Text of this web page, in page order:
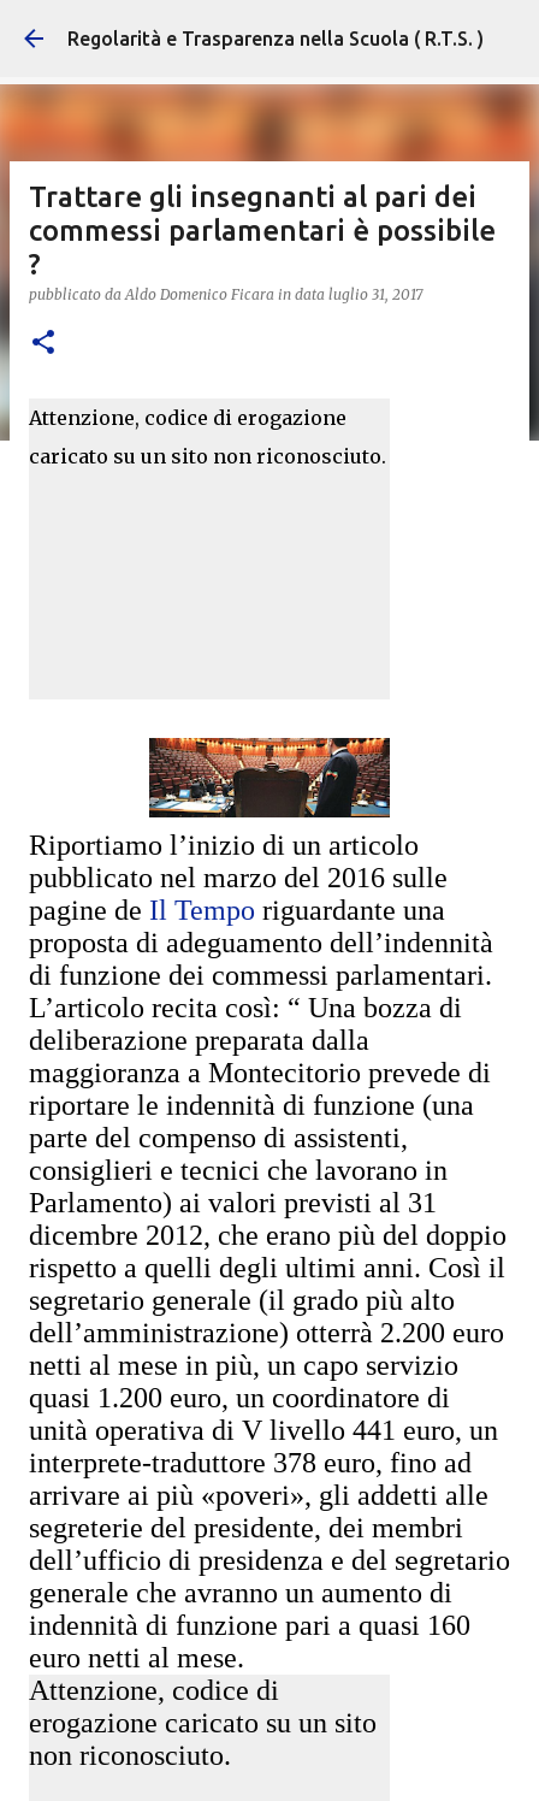
Passa ai contenuti
Regolarità e Trasparenza nella Scuola ( R.T.S. )
Trattare gli insegnanti al pari dei
commessi parlamentari è possibile
?
pubblicato daAldo Domenico Ficara in data luglio 31, 2017
Attenzione, codice di erogazione
caricato su un sito non riconosciuto.
Riportiamo l’inizio di un articolo
pubblicato nel marzo del 2016 sulle
pagine de Il Tempo riguardante una
proposta di adeguamento dell’indennità
di funzione dei commessi parlamentari.
L’articolo recita così: “ Una bozza di
deliberazione preparata dalla
maggioranza a Montecitorio prevede di
riportare le indennità di funzione (una
parte del compenso di assistenti,
consiglieri e tecnici che lavorano in
Parlamento) ai valori previsti al 31
dicembre 2012, che erano più del doppio
rispetto a quelli degli ultimi anni. Così il
segretario generale (il grado più alto
dell’amministrazione) otterrà 2.200 euro
netti al mese in più, un capo servizio
quasi 1.200 euro, un coordinatore di
unità operativa di V livello 441 euro, un
interprete-traduttore 378 euro, fino ad
arrivare ai più «poveri», gli addetti alle
segreterie del presidente, dei membri
dell’ufficio di presidenza e del segretario
generale che avranno un aumento di
indennità di funzione pari a quasi 160
euro netti al mese.
Attenzione, codice di
erogazione caricato su un sito
non riconosciuto.